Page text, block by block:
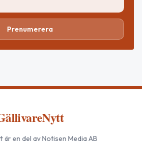
Prenumerera
är en del av Notisen Media AB